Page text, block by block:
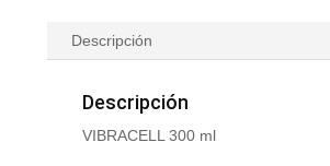
Descripción
Descripción
VIBRACELL 300 ml